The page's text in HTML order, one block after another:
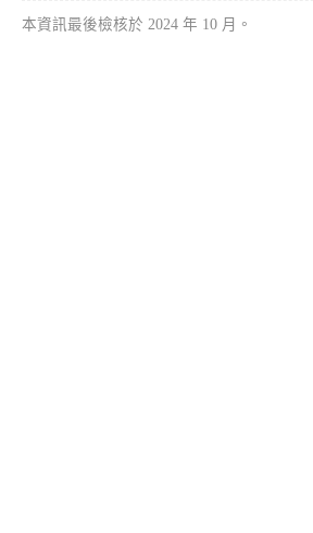
本資訊最後檢核於 2024 年 10 月。